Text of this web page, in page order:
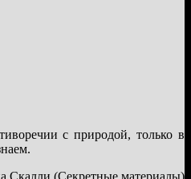
с природой, только в
Скалли (Секретные материалы)